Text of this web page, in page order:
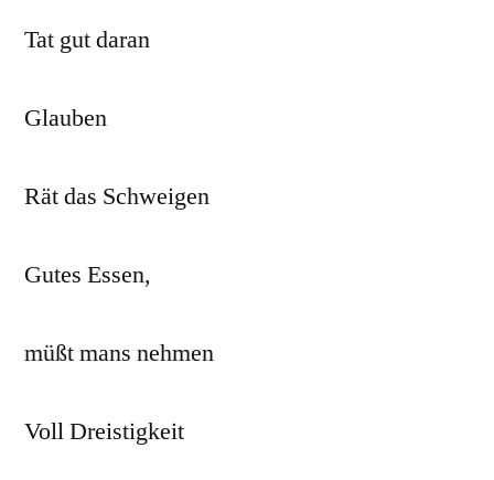
Tat gut daran
Glauben
Rät das Schweigen
Gutes Essen,
müßt mans nehmen
Voll Dreistigkeit